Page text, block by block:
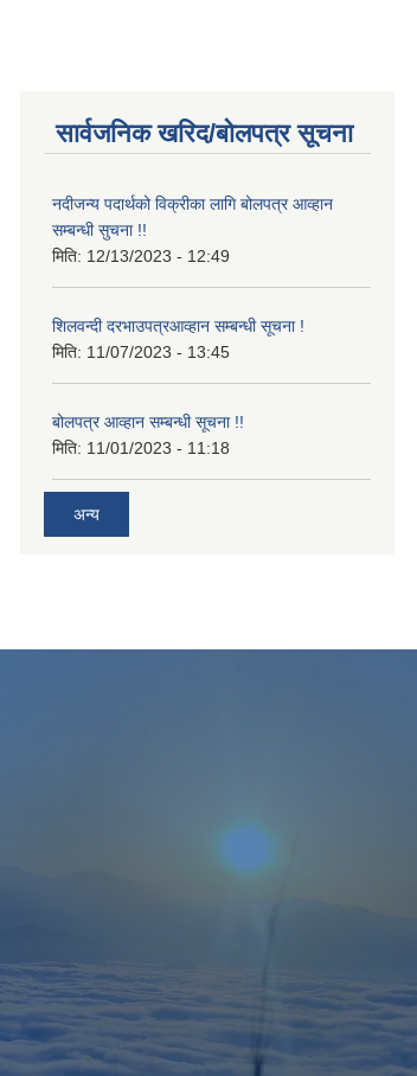
सार्वजनिक खरिद/बोलपत्र सूचना
नदीजन्य पदार्थको विक्रीका लागि बोलपत्र आव्हान
सम्बन्धी सुचना !!
मिति: 12/13/2023 - 12:49
शिलवन्दी दरभाउपत्रआव्हान सम्बन्धी सूचना !
मिति: 11/07/2023 - 13:45
बोलपत्र आव्हान सम्बन्धी सूचना !!
मिति: 11/01/2023 - 11:18
अन्य